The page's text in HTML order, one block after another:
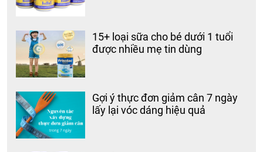
15+ loại sữa cho bé dưới 1 tuổi
được nhiều mẹ tin dùng
Gợi ý thực đơn giảm cân 7 ngày
lấy lại vóc dáng hiệu quả